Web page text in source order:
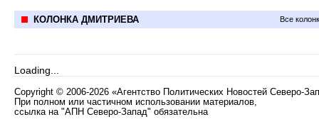
КОЛОНКА ДМИТРИЕВА Все
Loading...
Copyright © 2006-2026 «Агентство Политических Новостей Северо-
При полном или частичном использовании материалов,
ссылка на "АПН Северо-Запад" обязательна